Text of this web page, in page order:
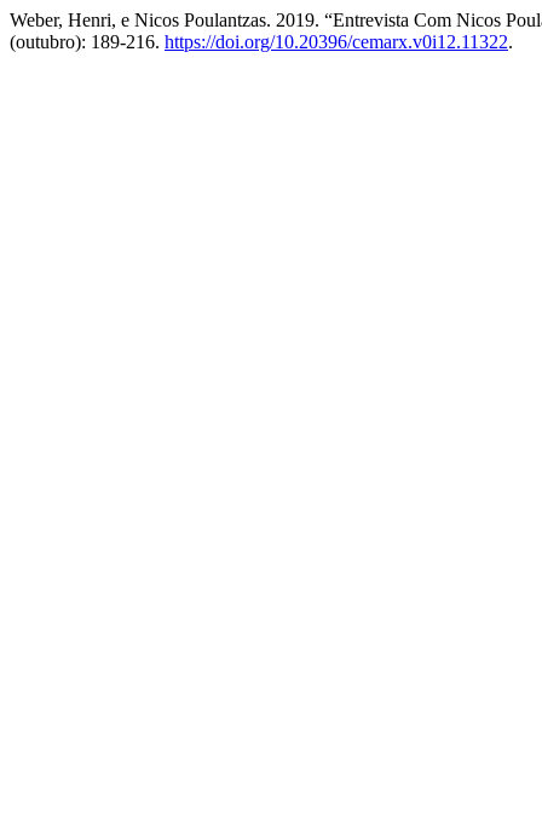
Weber, Henri, e Nicos Poulantzas. 2019. “Entrevista Com Nicos
(outubro): 189-216. https://doi.org/10.20396/cemarx.v0i12.11322.